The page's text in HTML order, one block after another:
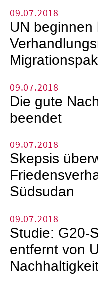
09.07.2018
UN beginnen
09.07.2018
Die gute
beendet
09.07.2018
Skepsis
Südsudan
09.07.2018
Studie: G20-
entfernt von